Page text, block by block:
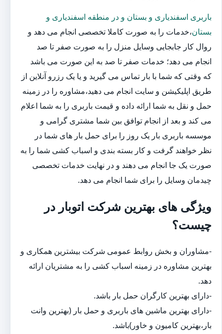
باربری اسفندیاری و بستان و در منطقه اسفندیاری و
بستان،خدمات را به صورت کاملا تخصصی انجام می دهد و
روال کار جابجایی وسایل منزل را به صورت صفر تا صد
انجام می دهد؛ خدمات صفر تا صد به این صورت می باشد
که وقتی که شما با بار تماس می گیرید و یا یک رزرو آنلاین از
طریق اپلیکیشن و سایت انجام می دهید،مشاوره را در زمینه
حمل و نقل به شما ارائه داده و قیمت باربری را به شما اعلام
می کند و بعد از انجام توافق بین شما مشتری گرامی و
موسسه باربری بار یک روز را برای حمل بار های شما در
نظر خواهند گرفت و کار بسته بندی و اسباب کشی شما را به
صورت یک جا انجام می دهند و در نهایت خدمات تخصصی
چیدمان وسایل را برای شما انجام می دهد.
ویژگی های بهترین شرکت اتوبار در
چیست؟
-مشاوران و بخش روابط عمومی شرکت بیشترین همکاری و
بهترین مشاوره در زمینه اسباب کشی را به مشتریان ارائه
دهد.
-دارای بهترین کارگران حمل بار باشد.
-دارای بهترین ماشین های باربری و حمل بار (بهترین وانت
بار،بهترین کامیون و خاور)باشد.